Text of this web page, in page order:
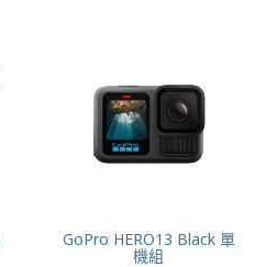
GoPro HERO13 Black 單
機組